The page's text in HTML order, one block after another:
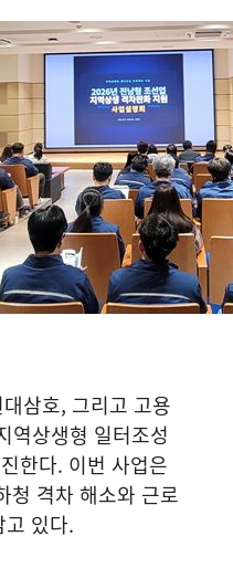
삼호, 그리고 고용
역상생형 일터조성
한다. 이번 사업은
청 격차 해소와 근로
있다.